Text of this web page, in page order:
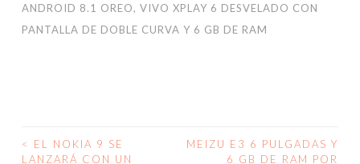
ANDROID 8.1 OREO, VIVO XPLAY 6 DESVELADO CON
PANTALLA DE DOBLE CURVA Y 6 GB DE RAM
NAVEGACIÓN
<
EL NOKIA 9 SE
LANZARÁ CON UN
MEIZU E3 6 PULGADAS Y
6 GB DE RAM POR